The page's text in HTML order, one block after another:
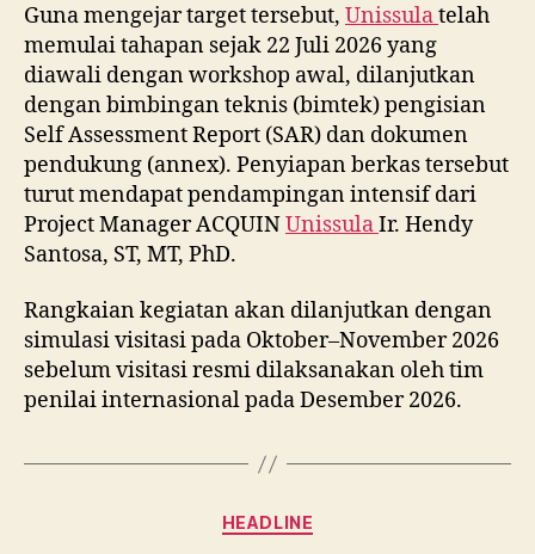
Guna mengejar target tersebut, Unissulatelah
memulai tahapan sejak 22 Juli 2026 yang
diawali dengan workshop awal, dilanjutkan
dengan bimbingan teknis (bimtek) pengisian
Self Assessment Report (SAR) dan dokumen
pendukung (annex). Penyiapan berkas tersebut
turut mendapat pendampingan intensif dari
Project Manager ACQUINUnissulaIr. Hendy
Santosa, ST, MT, PhD.
Rangkaian kegiatan akan dilanjutkan dengan
simulasi visitasi pada Oktober–November 2026
sebelum visitasi resmi dilaksanakan oleh tim
penilai internasional pada Desember 2026.
Categories
HEADLINE